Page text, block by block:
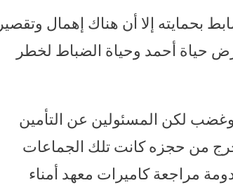
بحمايته إلا أن هناك إهمال وتقصير
ﺣﻴﺎﺓ أﺣﻤﺪ ﻭﺣﻴﺎة الضباط ﻟﺨﻄﺮ
لكن المسئولين عن التأمين
من حجزه كانت تلك الجماعات
مراجعة كاميرات معهد أمناء